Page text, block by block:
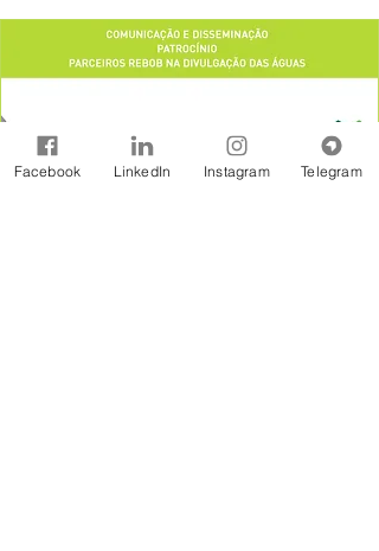
Facebook LinkedIn Instagram Telegram